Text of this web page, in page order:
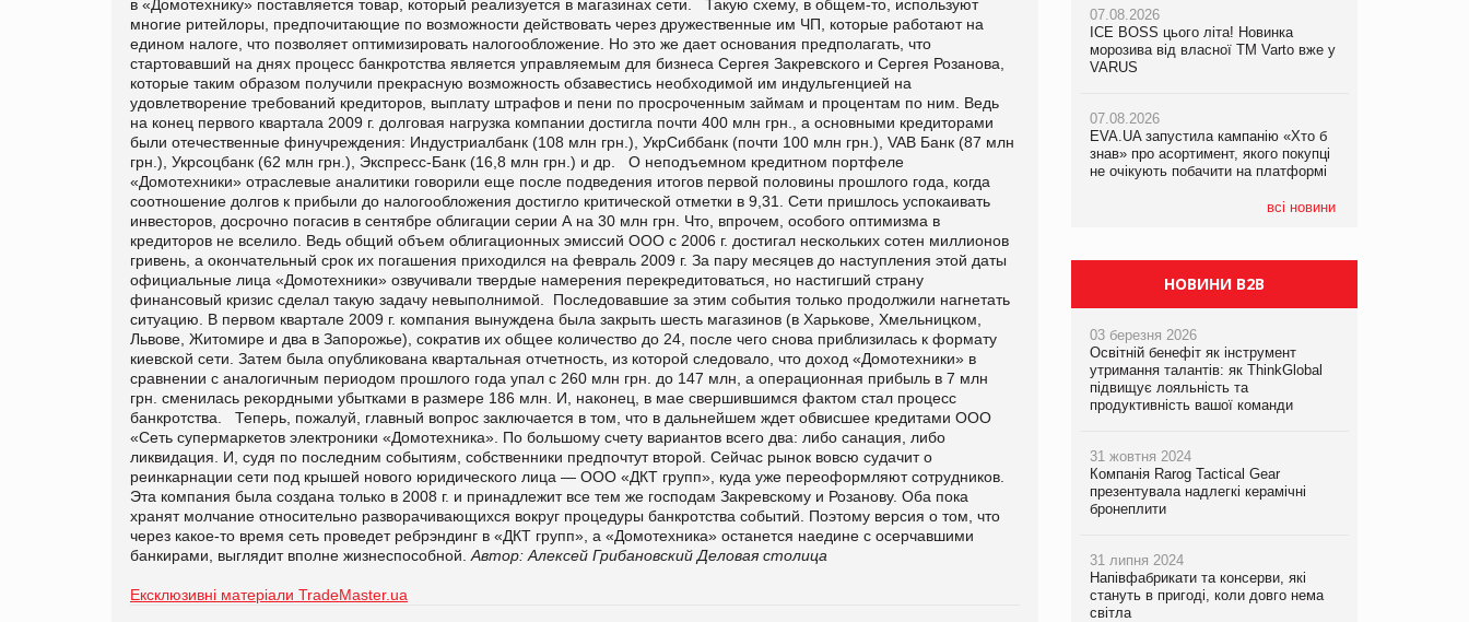
в «Домотехнику» поставляется товар, который реализуется в магазинах сети. Такую схему, в общем-то, используют
многие ритейлоры, предпочитающие по возможности действовать через дружественные им ЧП, которые работают на
едином налоге, что позволяет оптимизировать налогообложение. Но это же дает основания предполагать, что
стартовавший на днях процесс банкротства является управляемым для бизнеса Сергея Закревского и Сергея Розанова,
которые таким образом получили прекрасную возможность обзавестись необходимой им индульгенцией на
удовлетворение требований кредиторов, выплату штрафов и пени по просроченным займам и процентам по ним. Ведь
на конец первого квартала 2009 г. долговая нагрузка компании достигла почти 400 млн грн., а основными кредиторами
были отечественные финучреждения: Индустриалбанк (108 млн грн.), УкрСиббанк (почти 100 млн грн.), VAB Банк (87 млн
грн.), Укрсоцбанк (62 млн грн.), Экспресс-Банк (16,8 млн грн.) и др. О неподъемном кредитном портфеле
«Домотехники» отраслевые аналитики говорили еще после подведения итогов первой половины прошлого года, когда
соотношение долгов к прибыли до налогообложения достигло критической отметки в 9,31. Сети пришлось успокаивать
инвесторов, досрочно погасив в сентябре облигации серии А на 30 млн грн. Что, впрочем, особого оптимизма в
кредиторов не вселило. Ведь общий объем облигационных эмиссий ООО с 2006 г. достигал нескольких сотен миллионов
гривень, а окончательный срок их погашения приходился на февраль 2009 г. За пару месяцев до наступления этой даты
официальные лица «Домотехники» озвучивали твердые намерения перекредитоваться, но настигший страну
финансовый кризис сделал такую задачу невыполнимой. Последовавшие за этим события только продолжили нагнетать
ситуацию. В первом квартале 2009 г. компания вынуждена была закрыть шесть магазинов (в Харькове, Хмельницком,
Львове, Житомире и два в Запорожье), сократив их общее количество до 24, после чего снова приблизилась к формату
киевской сети. Затем была опубликована квартальная отчетность, из которой следовало, что доход «Домотехники» в
сравнении с аналогичным периодом прошлого года упал с 260 млн грн. до 147 млн, а операционная прибыль в 7 млн
грн. сменилась рекордными убытками в размере 186 млн. И, наконец, в мае свершившимся фактом стал процесс
банкротства. Теперь, пожалуй, главный вопрос заключается в том, что в дальнейшем ждет обвисшее кредитами ООО
«Сеть супермаркетов электроники «Домотехника». По большому счету вариантов всего два: либо санация, либо
ликвидация. И, судя по последним событиям, собственники предпочтут второй. Сейчас рынок вовсю судачит о
реинкарнации сети под крышей нового юридического лица — ООО «ДКТ групп», куда уже переоформляют сотрудников.
Эта компания была создана только в 2008 г. и принадлежит все тем же господам Закревскому и Розанову. Оба пока
хранят молчание относительно разворачивающихся вокруг процедуры банкротства событий. Поэтому версия о том, что
через какое-то время сеть проведет ребрэндинг в «ДКТ групп», а «Домотехника» останется наедине с осерчавшими
банкирами, выглядит вполне жизнеспособной. Автор: Алексей Грибановский Деловая столица
Ексклюзивні матеріали TradeMaster.ua
07.08.2026
ICE BOSS цього літа! Новинка
морозива від власної ТМ Varto вже у
VARUS
07.08.2026
EVA.UA запустила кампанію «Хто б
знав» про асортимент, якого покупці
не очікують побачити на платформі
всі новини
07.08.2026
ICE BOSS цього літа! Новинка
морозива від власної ТМ Varto вже у
VARUS
07.08.2026
EVA.UA запустила кампанію «Хто б
знав» про асортимент, якого покупці
не очікують побачити на платформі
07.08.2026
Франція заборонила рекламні дзвінки
НОВИНИ B2B
03 березня 2026
Освітній бенефіт як інструмент
утримання талантів: як ThinkGlobal
підвищує лояльність та
продуктивність вашої команди
31 жовтня 2024
Компанія Rarog Tactical Gear
презентувала надлегкі керамічні
бронеплити
31 липня 2024
Напівфабрикати та консерви, які
стануть в пригоді, коли довго нема
світла